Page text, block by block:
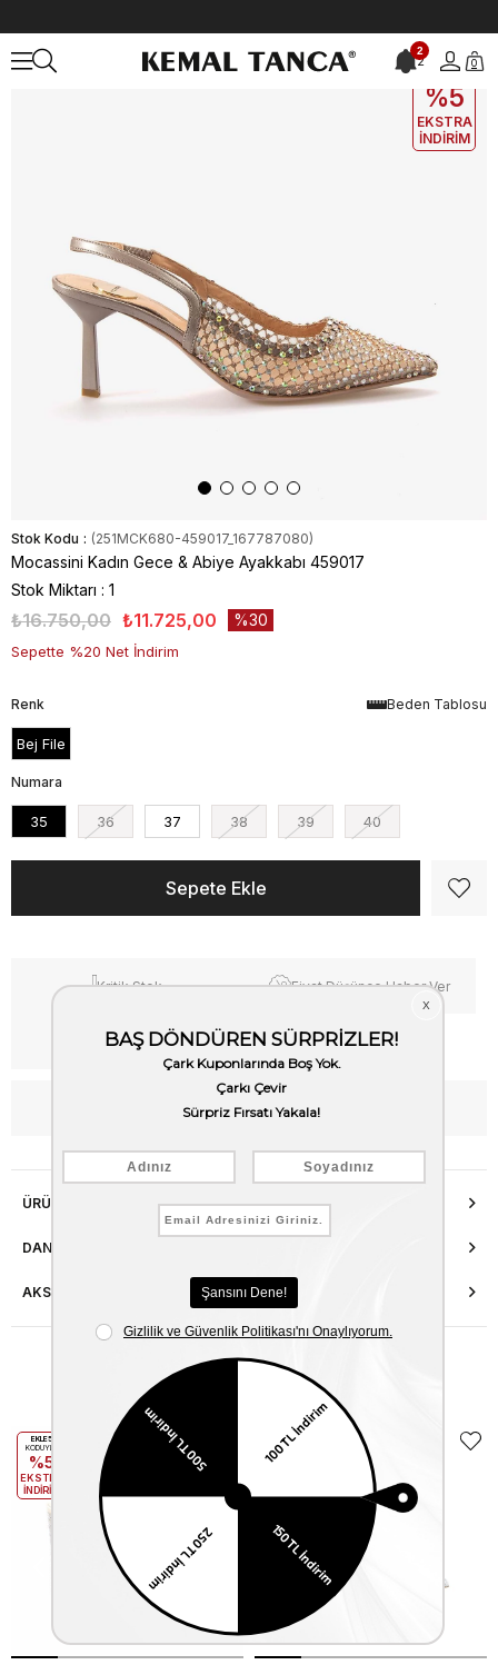
2
2 0
EKLE5
%5
EKSTRA
İNDİRİM
Stok Kodu (251MCK680-459017_167787080)
Mocassini Kadın Gece & Abiye Ayakkabı 459017
Stok Miktarı : 1
₺16.750,00 ₺11.725,00 30
Sepette %20 Net İndirim
Beden Tablosu
Renk
Bej File
Numara
35 36 37 38 39 40
Kritik Stok Fiyat Düşünce Haber Ver
Kargo Bedava
WhatsApp’tan Bilgi Al
ÜRÜN ÖZELLIKLERI
DANIŞMA HATTI
AKSESUAR ONARIMI
Benzer Ürünler
EKLE5
KODUYLA
%5
EKSTRA
İNDİRİM
EKLE5
KODUYLA
%5